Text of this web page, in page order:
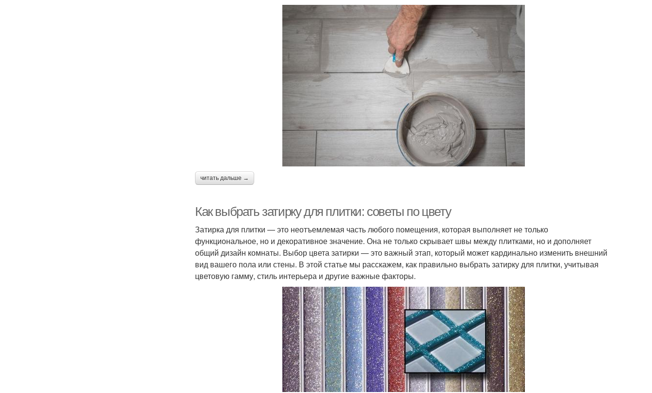
читать дальше →
Как выбрать затирку для плитки: советы по цвету
Затирка для плитки — это неотъемлемая часть любого помещения, которая выполняет не только
функциональное, но и декоративное значение. Она не только скрывает швы между плитками, но и дополняет
общий дизайн комнаты. Выбор цвета затирки — это важный этап, который может кардинально изменить внешний
вид вашего пола или стены. В этой статье мы расскажем, как правильно выбрать затирку для плитки, учитывая
цветовую гамму, стиль интерьера и другие важные факторы.